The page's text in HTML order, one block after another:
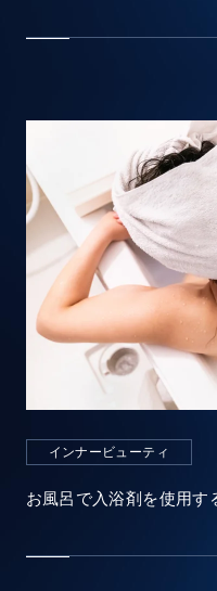
インナービューティ
お風呂で入浴剤を使用す